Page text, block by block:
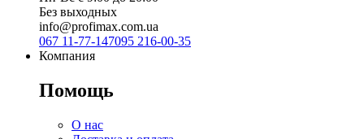
Без выходных
info@profimax.com.ua
067 11-77-147095 216-00-35
Компания
Помощь
О нас